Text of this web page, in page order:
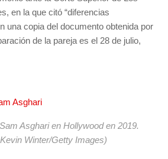
en la que citó “diferencias
una copia del documento obtenida por
de la pareja es el 28 de julio,
Asghari en Hollywood en 2019.
Winter/Getty Images)